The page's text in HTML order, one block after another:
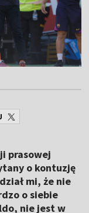
prasowej
o kontuzję
mi, że nie
o siebie
nie jest w